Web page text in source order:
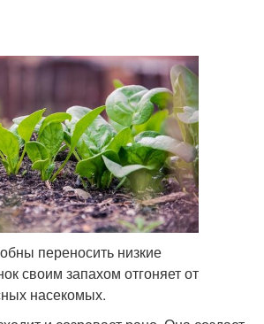
переносить низкие
своим запахом отгоняет от
насекомых.